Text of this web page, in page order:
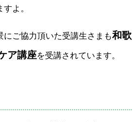
よ。
にご協力頂いた受講生さまも和歌
ア講座を受講されています。